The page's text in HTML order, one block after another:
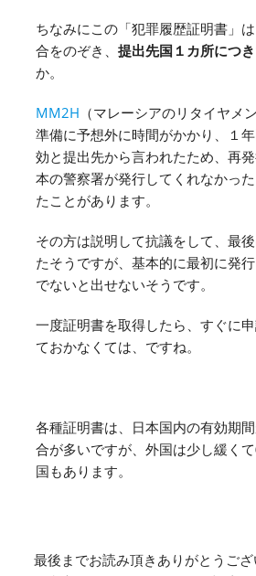
ちなみにこの「犯罪履歴証明書」
合をのぞき、 提出先国１カ所につ
か。
MM2H （マレーシアのリタイヤメ
準備に予想外に時間がかかり、１
効と提出先から言われたため、再
本の警察署が発行してくれなかっ
たことがあります。
その方は説明して抗議をして、最
たそうですが、基本的に最初に発
でないと出せないそうです。
一度証明書を取得したら、すぐに
ておかなくては、ですね。
各種証明書は、日本国内の有効期
合が多いですが、外国は少し緩くて
国もあります。
最後までお読み頂きありがとうご